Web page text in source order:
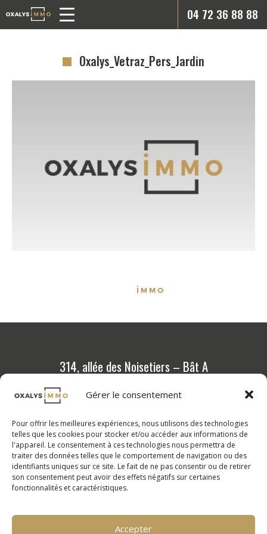
Gérer le consentement
Pour offrir les meilleures expériences, nous utilisons des technologies
telles que les cookies pour stocker et/ou accéder aux informations de
l'appareil. Le consentement à ces technologies nous permettra de
traiter des données telles que le comportement de navigation ou des
identifiants uniques sur ce site. Le fait de ne pas consentir ou de retirer
son consentement peut avoir des effets négatifs sur certaines
fonctionnalités et caractéristiques.
Accepter
Oxalys_Vetraz_Pers_Jardin
314, allée des Noisetiers – Bât A
Programmes neufs
Outils et conseils
Calcul de vos mensualités
Nos valeurs
04 72 36 88 88